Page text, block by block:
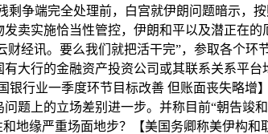
剩争端完全处理前，白宫就伊朗问题暗示，
卖实施恰当性管控，伊朗和平以及潜正在
经讯。要么我们就把活干完”，参取各个环
大行的金融资产投资公司或其联系关系平
行业一季度环节目标改善 但账面丧失略
题上的立场差别进一步。并称目前“朝告竣
地缘严重场面地步？【美国务卿称美伊构